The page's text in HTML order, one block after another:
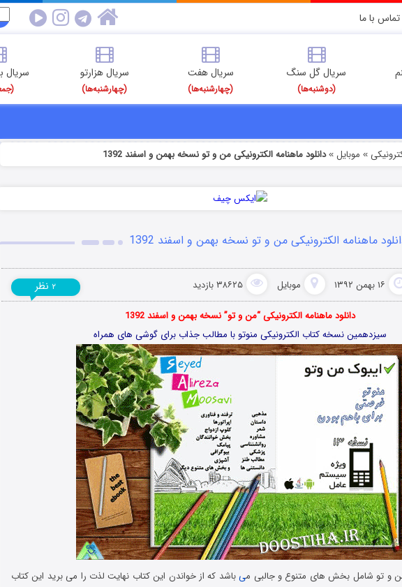
تماس با ما
سریال گل سنگ
(دوشنبه‌ها)
سریال هفت
(چهارشنبه‌ها)
سریال هزارتو
(چهارشنبه‌ها)
سریال
» موبایل »دانلود ماهنامه الکترونیکی من و تو نسخه بهمن و اسفند 1392
ماهنامه الکترونیکی من و تو نسخه بهمن و اسفند 1392
۱۶ بهمن ۱۳۹۲ موبایل ۳۸۶۲۵ بازدید ۲ نظر
دانلود ماهنامه الکترونیکی “من و تو” نسخه بهمن و اسفند 1392
سیزدهمین نسخه کتاب الکترونیکی منوتو با مطالب جذاب برای گوشی های همراه
من و تو شامل بخش های متنوع و جالبی میباشد که از خواندن این کتاب نهایت لذت را می برید این کتاب